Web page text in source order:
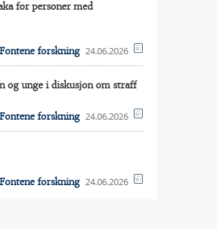
for personer med
Fontene forskning 24.06.2026
og unge i diskusjon om straff
Fontene forskning 24.06.2026
Fontene forskning 24.06.2026